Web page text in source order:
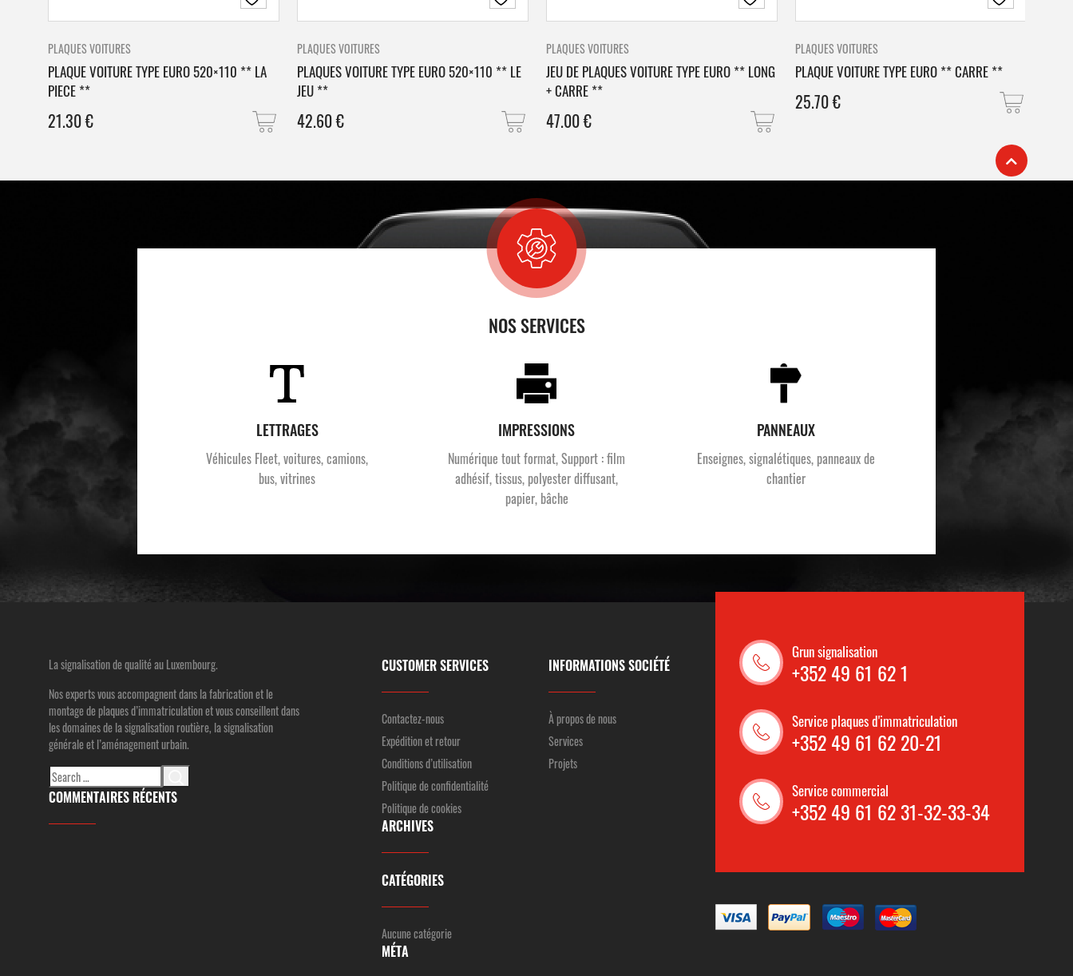
PLAQUES VOITURES
PLAQUE VOITURE TYPE EURO 520×110 ** LA
PIECE **
21.30€
PLAQUES VOITURES
PLAQUES VOITURE TYPE EURO 520×110 ** LE
JEU **
42.60€
PLAQUES VOITURES
JEU DE PLAQUES VOITURE TYPE EURO ** LONG
+ CARRE **
47.00€
PLAQUES VOITURES
PLAQUE VOITURE TYPE EURO ** CARRE **
25.70€
NOS SERVICES
LETTRAGES
Véhicules Fleet, voitures, camions,
bus, vitrines
IMPRESSIONS
Numérique tout format, Support : film
adhésif, tissus, polyester diffusant,
papier, bâche
PANNEAUX
Enseignes, signalétiques, panneaux de
chantier
La signalisation de qualité au Luxembourg.
Nos experts vous accompagnent dans la fabrication et le
montage de plaques d’immatriculation et vous conseillent dans
les domaines de la signalisation routière, la signalisation
générale et l’aménagement urbain.
Search
for:
COMMENTAIRES RÉCENTS
CUSTOMER SERVICES
Contactez-nous
Expédition et retour
Conditions d’utilisation
Politique de confidentialité
Politique de cookies
ARCHIVES
CATÉGORIES
Aucune catégorie
MÉTA
INFORMATIONS SOCIÉTÉ
À propos de nous
Services
Projets
Grun signalisation
+352 49 61 62 1
Service plaques d'immatriculation
+352 49 61 62 20-21
Service commercial
+352 49 61 62 31-32-33-34